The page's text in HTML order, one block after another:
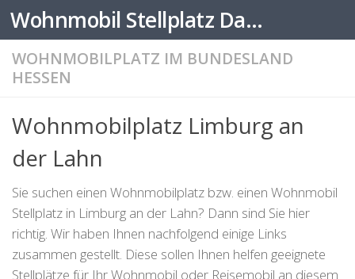
Zum Inhalt springen Wohnmobil Stellplatz Datenbank
WOHNMOBILPLATZ IM BUNDESLAND
HESSEN
Wohnmobilplatz Limburg an
der Lahn
Sie suchen einen Wohnmobilplatz bzw. einen Wohnmobil
Stellplatz in Limburg an der Lahn? Dann sind Sie hier
richtig. Wir haben Ihnen nachfolgend einige Links
zusammen gestellt. Diese sollen Ihnen helfen geeignete
Stellplätze für Ihr Wohnmobil oder Reisemobil an diesem